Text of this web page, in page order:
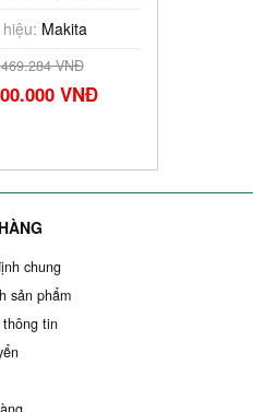
Makita
VNĐ
VNĐ
chung
sản phẩm
tin